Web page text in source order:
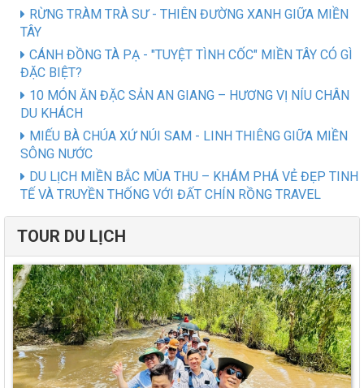
RỪNG TRÀM TRÀ SƯ - THIÊN ĐƯỜNG XANH GIỮA MIỀN
TÂY
CÁNH ĐỒNG TÀ PẠ - "TUYỆT TÌNH CỐC" MIỀN TÂY CÓ GÌ
ĐẶC BIỆT?
10 MÓN ĂN ĐẶC SẢN AN GIANG – HƯƠNG VỊ NÍU CHÂN
DU KHÁCH
MIẾU BÀ CHÚA XỨ NÚI SAM - LINH THIÊNG GIỮA MIỀN
SÔNG NƯỚC
DU LỊCH MIỀN BẮC MÙA THU – KHÁM PHÁ VẺ ĐẸP TINH
TẾ VÀ TRUYỀN THỐNG VỚI ĐẤT CHÍN RỒNG TRAVEL
TOUR DU LỊCH